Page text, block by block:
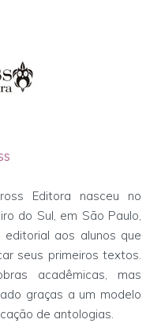
Editora nasceu no
do Sul, em São Paulo,
aos alunos que
seus primeiros textos.
acadêmicas, mas
graças a um modelo
de antologias.